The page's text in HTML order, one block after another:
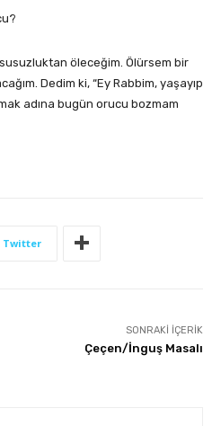
öleceğim. Ölürsem bir
Dedim ki, “Ey Rabbim, yaşayıp
adına bugün orucu bozmam
Twitter
SONRAKI İÇERIK
Çeçen/İnguş Masalı